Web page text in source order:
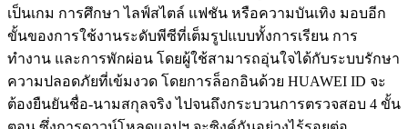
เป็นเกม การศึกษา ไลฟ์สไตล์ แฟชัน หรือความบันเทิง มอบอีก
ขั้นของการใช้งานระดับพีซีที่เต็มรูปแบบทั้งการเรียน การ
ทำงาน และการพักผ่อน โดยผู้ใช้สามารถอุ่นใจได้กับระบบรักษา
ความปลอดภัยที่เข้มงวด โดยการล็อกอินด้วย HUAWEI ID จะ
ต้องยืนยันชื่อ-นามสกุลจริง ไปจนถึงกระบวนการตรวจสอบ 4 ขั้น